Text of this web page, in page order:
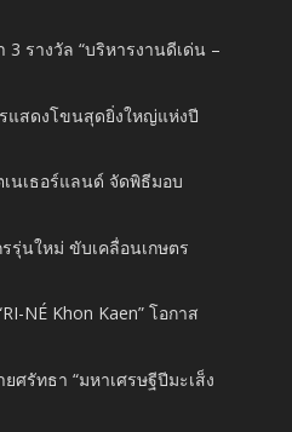
3 รางวัล “บริหารงานดีเด่น –
แสดงโขนสุดยิ่งใหญ่แห่งปี
นเธอร์แลนด์ จัดพิธีมอบ
รุ่นใหม่ ขับเคลื่อนเกษตร
NÉ Khon Kaen” โอกาส
ศรัทธา “มหาเศรษฐีปีมะเส็ง